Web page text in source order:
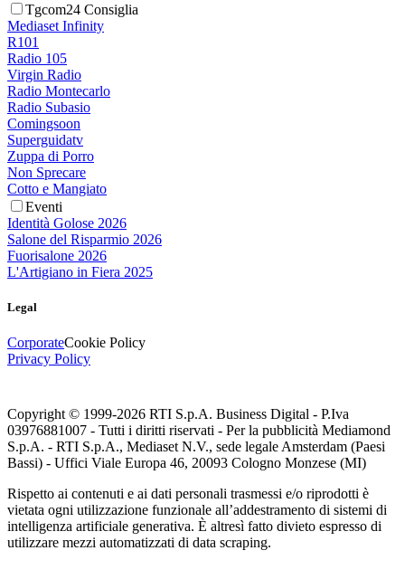
Tgcom24 Consiglia
Mediaset Infinity
R101
Radio 105
Virgin Radio
Radio Montecarlo
Radio Subasio
Comingsoon
Superguidatv
Zuppa di Porro
Non Sprecare
Cotto e Mangiato
Eventi
Identità Golose 2026
Salone del Risparmio 2026
Fuorisalone 2026
L'Artigiano in Fiera 2025
Legal
CorporateCookie Policy
Privacy Policy
Copyright © 1999-2026 RTI S.p.A. Business Digital - P.Iva
03976881007 - Tutti i diritti riservati - Per la pubblicità Mediamond
S.p.A. - RTI S.p.A., Mediaset N.V., sede legale Amsterdam (Paesi
Bassi) - Uffici Viale Europa 46, 20093 Cologno Monzese (MI)
Rispetto ai contenuti e ai dati personali trasmessi e/o riprodotti è
vietata ogni utilizzazione funzionale all’addestramento di sistemi di
intelligenza artificiale generativa. È altresì fatto divieto espresso di
utilizzare mezzi automatizzati di data scraping.